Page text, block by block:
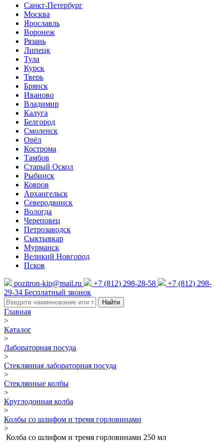
Санкт-Петербург
Москва
Ярославль
Воронеж
Рязань
Липецк
Тула
Курск
Тверь
Брянск
Иваново
Владимир
Калуга
Белгород
Смоленск
Орёл
Кострома
Тамбов
Старый Оскол
Рыбинск
Ковров
Архангельск
Северодвинск
Вологда
Череповец
Петрозаводск
Сыктывкар
Мурманск
Великий Новгород
Псков
pozitron-kip@mail.ru +7 (812) 298-28-58
+7 (812) 298-
29-34 Бесплатный звонок
Найти
Главная
>
Каталог
>
Лабораторная посуда
>
Стеклянная лабораторная посуда
>
Стеклянные колбы
>
Круглодонная колба
>
Колбы со шлифом и тремя горловинами
>
Колба со шлифом и тремя горловинами 250 мл